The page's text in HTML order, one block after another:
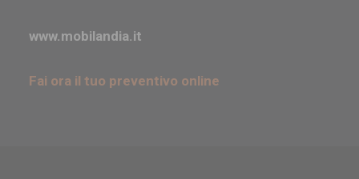
www.mobilandia.it
Fai ora il tuo preventivo online